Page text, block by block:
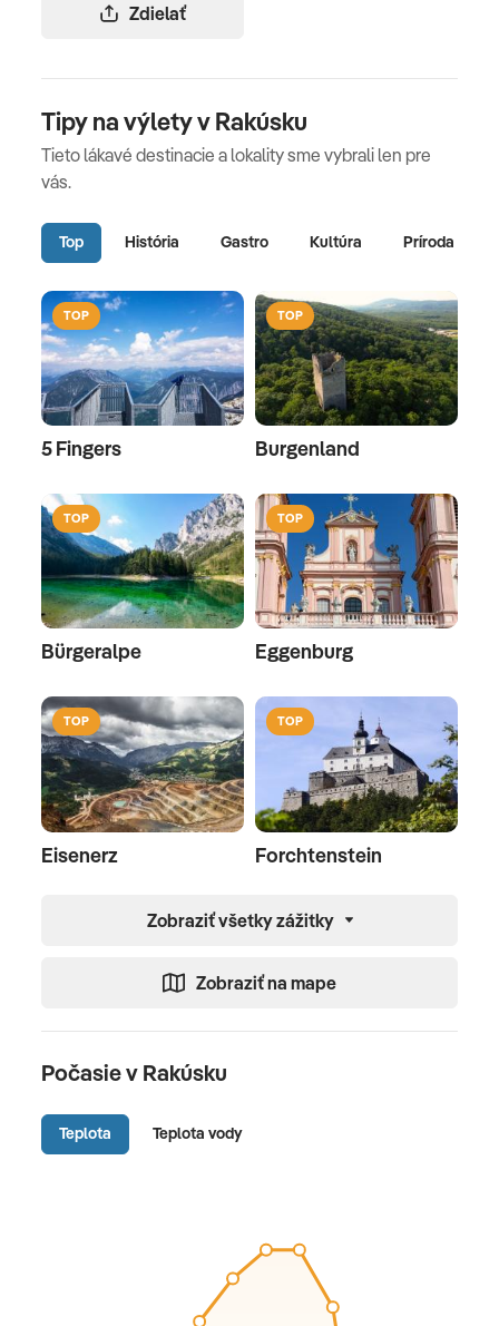
Zdielať
Tipy na výlety v Rakúsku
Tieto lákavé destinacie a lokality sme vybrali len pre
vás.
Top História Gastro Kultúra Príroda
TOP
5 Fingers
TOP
Burgenland
TOP
Bürgeralpe
TOP
Eggenburg
TOP
Eisenerz
TOP
Forchtenstein
Zobraziť všetky zážitky
Zobraziť na mape
Počasie v Rakúsku
Teplota Teplota vody